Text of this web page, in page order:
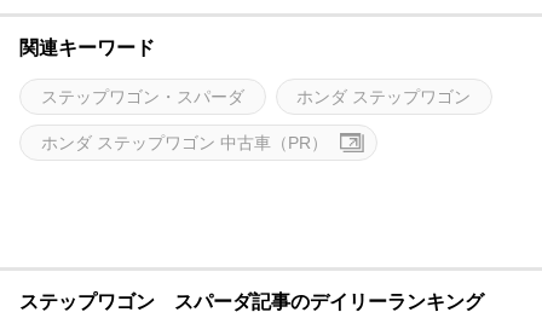
関連キーワード
ステップワゴン・スパーダ ホンダ ステップワゴン
ホンダ ステップワゴン 中古車（PR）
ステップワゴン スパーダ記事のデイリーランキング